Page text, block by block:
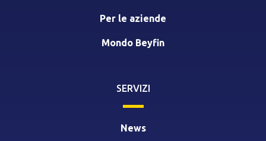
Per le aziende
Mondo Beyfin
SERVIZI
News